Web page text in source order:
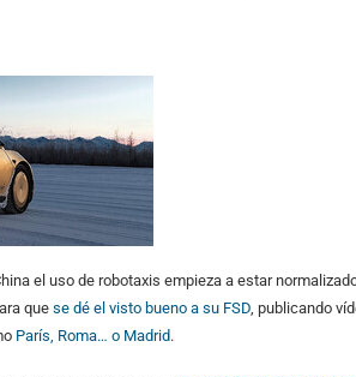
el uso de robotaxis empieza a estar
que se dé el visto bueno a su FSD , publicando
París, Roma… o Madrid.